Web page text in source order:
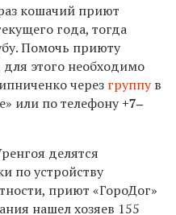
кошачий приют
года, тогда
Помочь приюту
этого необходимо
через группув
или по телефону+7‒
делятся
по устройству
приют «ГороДог»
нашел хозяев 155